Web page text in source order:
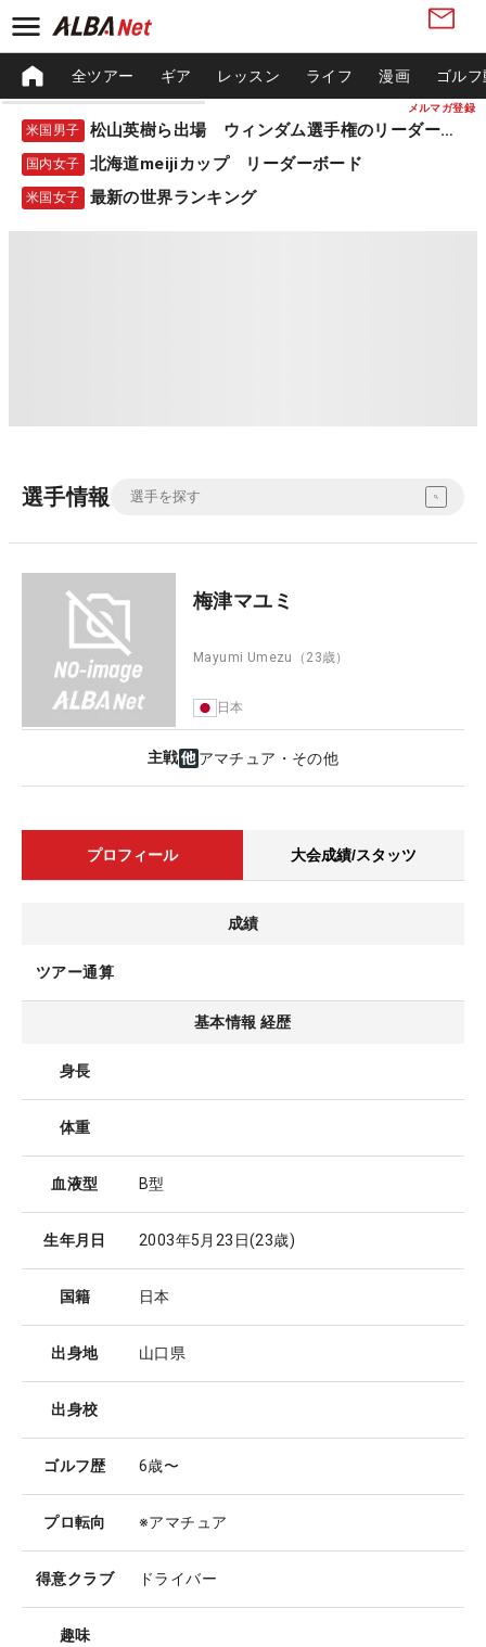
メルマガ登録
全ツアー ギア レッスン ライフ 漫画 ゴル
米国男子 松山英樹ら出場 ウィンダム選手権のリーダーボード
国内女子 北海道meijiカップ リーダーボード
米国女子 最新の世界ランキング
選手情報
梅津マユミ
Mayumi Umezu （23歳）
日本
主戦 アマチュア・その他
プロフィール 大会成績/スタッツ
成績
ツアー通算
基本情報 経歴
身長
体重
血液型 B型
生年月日 2003年5月23日(23歳)
国籍 日本
出身地 山口県
出身校
ゴルフ歴 6歳〜
プロ転向 ※アマチュア
得意クラブ ドライバー
趣味